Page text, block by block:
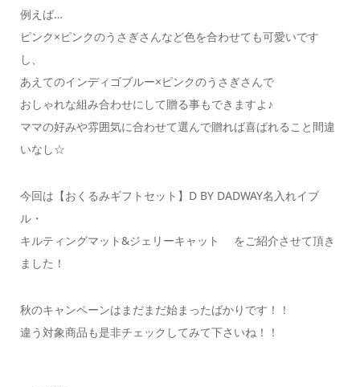
例えば…
ピンク×ピンクのうさぎさんなど色を合わせても可愛いです
し、
あえてのインディゴブルー×ピンクのうさぎさんで
おしゃれな組み合わせにして贈る事もできますよ♪
ママの好みや雰囲気に合わせて選んで贈れば喜ばれること間違
いなし☆
今回は【おくるみギフトセット】D BY DADWAY名入れイブ
ル・
キルティングマット&ジェリーキャット をご紹介させて頂き
ました！
秋のキャンペーンはまだまだ始まったばかりです！！
違う対象商品も是非チェックしてみて下さいね！！